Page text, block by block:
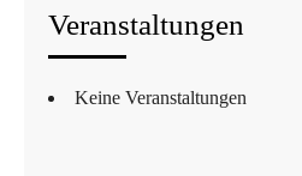
Veranstaltungen
Keine Veranstaltungen